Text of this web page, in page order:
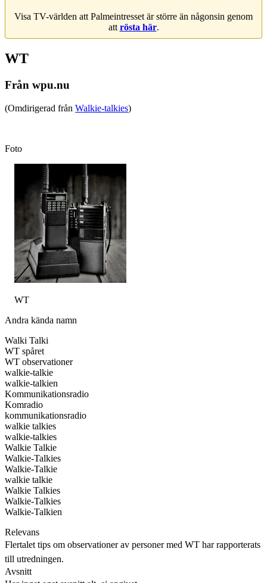
Visa TV-världen att Palmeintresset är större än någonsin genom
att rösta här.
WT
Från wpu.nu
(Omdirigerad från Walkie-talkies)
Foto
WT
Andra kända namn
Walki Talki
WT spåret
WT observationer
walkie-talkie
walkie-talkien
Kommunikationsradio
Komradio
kommunikationsradio
walkie talkies
walkie-talkies
Walkie Talkie
Walkie-Talkies
Walkie-Talkie
walkie talkie
Walkie Talkies
Walkie-Talkies
Walkie-Talkien
Relevans
Flertalet tips om observationer av personer med WT har rapporterats
till utredningen.
Avsnitt